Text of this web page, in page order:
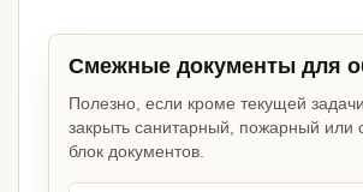
Смежные документы для
Полезно, если кроме текущей
закрыть санитарный, пожарный или
блок документов.